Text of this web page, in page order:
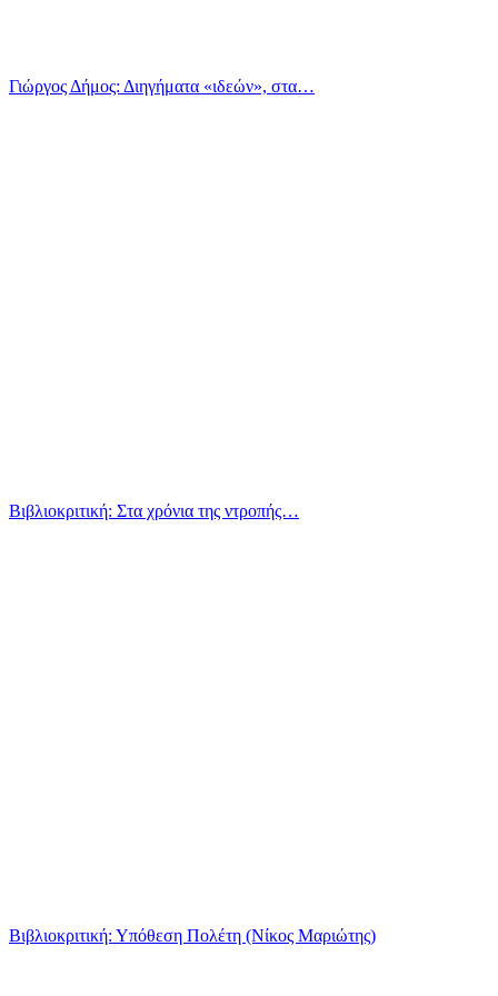
Γιώργος Δήμος: Διηγήματα «ιδεών», στα…
Βιβλιοκριτική: Στα χρόνια της ντροπής…
Βιβλιοκριτική: Υπόθεση Πολέτη (Νίκος Μαριώτης)